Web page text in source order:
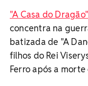
"A Casa do
concentra na
batizada de "A
filhos do Rei
Ferro após a morte